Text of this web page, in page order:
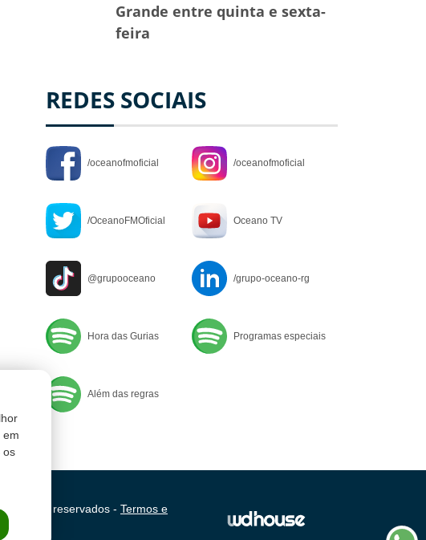
Grande entre quinta e sexta-
feira
REDES SOCIAIS
/oceanofmoficial /oceanofmoficial
/OceanoFMOficial Oceano TV
@grupooceano /grupo-oceano-rg
Hora das Gurias Programas especiais
Além das regras
direitos reservados - Termos e
em
os